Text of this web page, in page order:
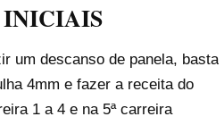
INICIAIS
um descanso de panela, basta
4mm e fazer a receita do
1 a 4 e na 5ª carreira